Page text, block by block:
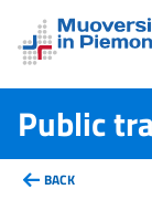
Public
BACK